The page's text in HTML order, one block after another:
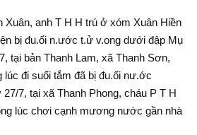
Xuân, anh T H H trú ở xóm Xuân Hiền
bị đu.ối n.ước t.ử v.ong dưới đập Mụ
tại bản Thanh Lam, xã Thanh Sơn,
lúc đi suối tắm đã bị đu.ối nư.ớc
7, tại xã Thanh Phong, cháu P T H
lúc chơi cạnh mương nước gần nhà